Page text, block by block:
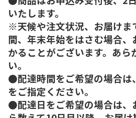
いたします。
※天候や注文状況、お届けま
間、年末年始をはさむ場合
かることがございます。あら
い。
●配達時間をご希望の場合は
をご指定ください。
●配達日をご希望の場合は、